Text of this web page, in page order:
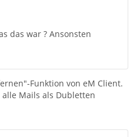
das war ? Ansonsten
Funktion von eM Client.
Mails als Dubletten